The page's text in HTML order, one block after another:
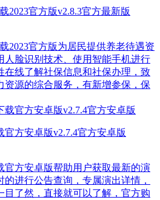
2023官方版v2.8.3官方最新版
2023官方版为居民提供养老待遇资
人脸识别技术、使用智能手机进行
在线了解社保信息和社保办理，致
资源的综合服务，有新增参保，保
方安卓版v2.7.4官方安卓版
官方安卓版帮助用户获取最新的演
的进行公告查询，专属演出详情，
目了然，直接就可以了解，官方购